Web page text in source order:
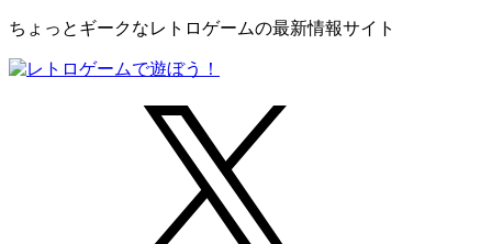
ちょっとギークなレトロゲームの最新情報サイト